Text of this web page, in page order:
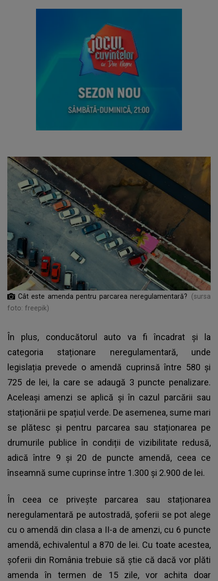
Cât este amenda pentru parcarea neregulamentară?
(sursa
foto: freepik)
În plus, conducătorul auto va fi încadrat și la
categoria staționare neregulamentară, unde
legislația prevede o amendă cuprinsă între 580 și
725 de lei, la care se adaugă 3 puncte penalizare.
Aceleași amenzi se aplică și în cazul parcării sau
staționării pe spațiul verde. De asemenea, sume mari
se plătesc și pentru parcarea sau staționarea pe
drumurile publice în condiții de vizibilitate redusă,
adică între 9 și 20 de puncte amendă, ceea ce
înseamnă sume cuprinse între 1.300 și 2.900 de lei.
În ceea ce privește parcarea sau staționarea
neregulamentară pe autostradă, șoferii se pot alege
cu o amendă din clasa a II-a de amenzi, cu 6 puncte
amendă, echivalentul a 870 de lei. Cu toate acestea,
șoferii din România trebuie să știe că dacă vor plăti
amenda în termen de 15 zile, vor achita doar